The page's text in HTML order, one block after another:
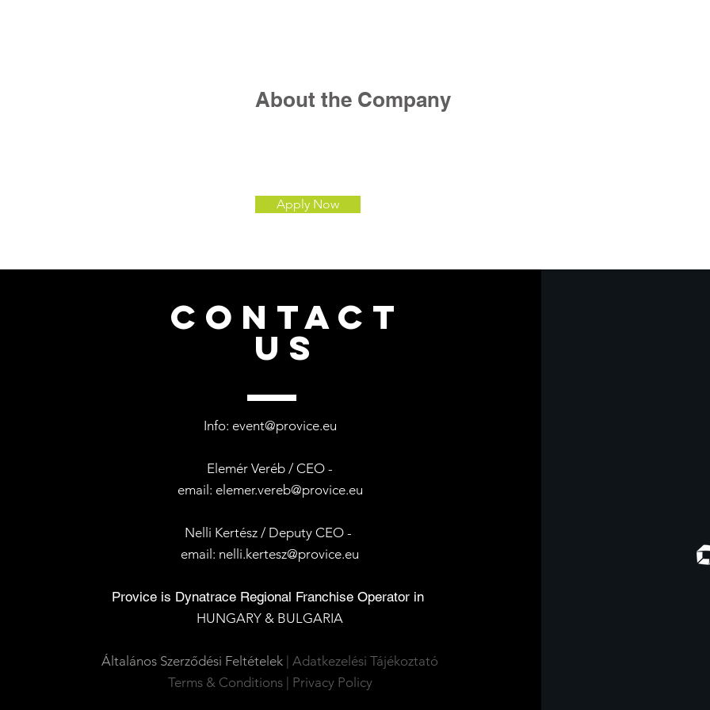
About the Company
Apply Now
CONTACT
US
Info: event@provice.eu
Elemér Veréb / CEO -
email: elemer.vereb@provice.eu
Nelli Kertész / Deputy CEO -
email: nelli.kertesz@provice.eu
Provice is Dynatrace Regional Franchise Operator in
HUNGARY & BULGARIA
Általános Szerződési Feltételek
Adatkezelési Tájékoztató
Terms & Conditions| Privacy Policy